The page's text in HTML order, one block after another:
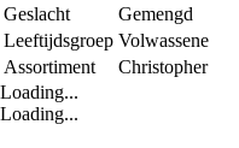
Geslacht
Gemengd
Leeftijdsgroep Volwassene
Assortiment
Christopher
Loading...
Loading...